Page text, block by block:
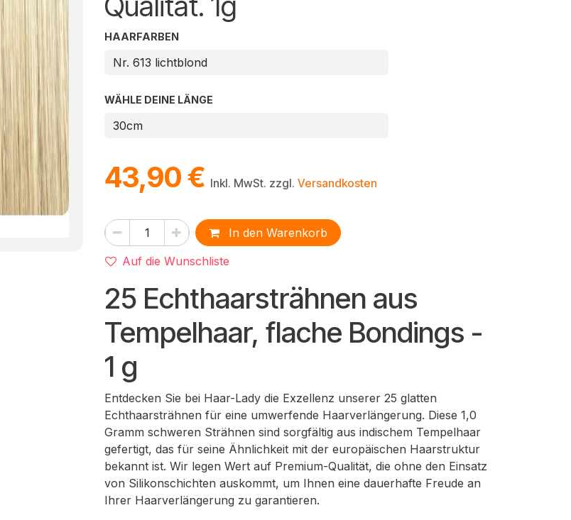
25 Echthaarsträhnen aus
Tempelhaar, flache Bondings -
1 g
Entdecken Sie bei Haar-Lady die Exzellenz unserer 25 glatten
Echthaarsträhnen für eine umwerfende Haarverlängerung. Diese 1,0
Gramm schweren Strähnen sind sorgfältig aus indischem Tempelhaar
gefertigt, das für seine Ähnlichkeit mit der europäischen Haarstruktur
bekannt ist. Wir legen Wert auf Premium-Qualität, die ohne den Einsatz
von Silikonschichten auskommt, um Ihnen eine dauerhafte Freude an
Ihrer Haarverlängerung zu garantieren.
43,90€ Inkl. MwSt. zzgl. Versandkosten
HAARFARBEN
WÄHLE DEINE LÄNGE
In den Warenkorb
Auf die Wunschliste